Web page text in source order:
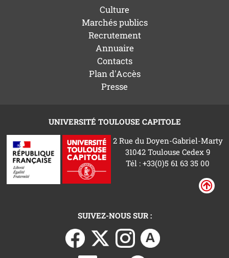
Culture
Marchés publics
Recrutement
Annuaire
Contacts
Plan d'Accès
Presse
UNIVERSITÉ TOULOUSE CAPITOLE
2 Rue du Doyen-Gabriel-Marty
31042 Toulouse Cedex 9
Tél : +33(0)5 61 63 35 00
SUIVEZ-NOUS SUR :